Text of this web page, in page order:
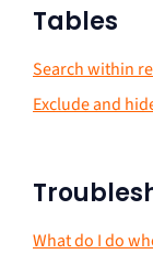
Tables
Search within
Exclude and
What do I do